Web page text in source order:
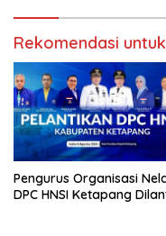
Rekomendasi
Pengurus Organisasi
DPC HNSI Ketapang